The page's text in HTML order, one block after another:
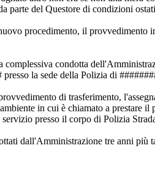
parte del Questore di condizioni
procedimento, il provvedimento
condotta
la sede della Polizia di
di trasferimento,
in cui è chiamato a prestare
presso il corpo di Polizia
dall'Amministrazione tre anni più